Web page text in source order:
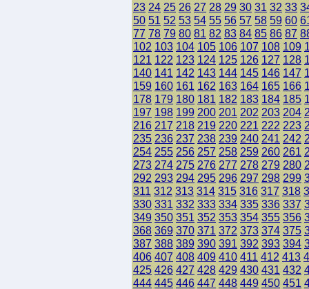
23 24 25 26 27 28 29 30 31 32 33
50 51 52 53 54 55 56 57 58 59 60
77 78 79 80 81 82 83 84 85 86 87
102 103 104 105 106 107 108 109
121 122 123 124 125 126 127 128
140 141 142 143 144 145 146 147
159 160 161 162 163 164 165 166
178 179 180 181 182 183 184 185
197 198 199 200 201 202 203 204
216 217 218 219 220 221 222 223
235 236 237 238 239 240 241 242
254 255 256 257 258 259 260 261
273 274 275 276 277 278 279 280
292 293 294 295 296 297 298 299
311 312 313 314 315 316 317 318
330 331 332 333 334 335 336 337
349 350 351 352 353 354 355 356
368 369 370 371 372 373 374 375
387 388 389 390 391 392 393 394
406 407 408 409 410 411 412 413
425 426 427 428 429 430 431 432
444 445 446 447 448 449 450 451